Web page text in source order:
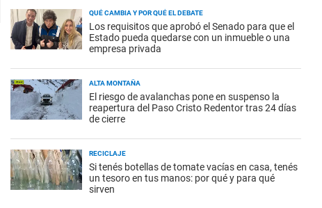
QUÉ CAMBIA Y POR QUÉ EL DEBATE
Los requisitos que aprobó el Senado para que el
Estado pueda quedarse con un inmueble o una
empresa privada
ALTA MONTAÑA
El riesgo de avalanchas pone en suspenso la
reapertura del Paso Cristo Redentor tras 24 días
de cierre
RECICLAJE
Si tenés botellas de tomate vacías en casa, tenés
un tesoro en tus manos: por qué y para qué
sirven